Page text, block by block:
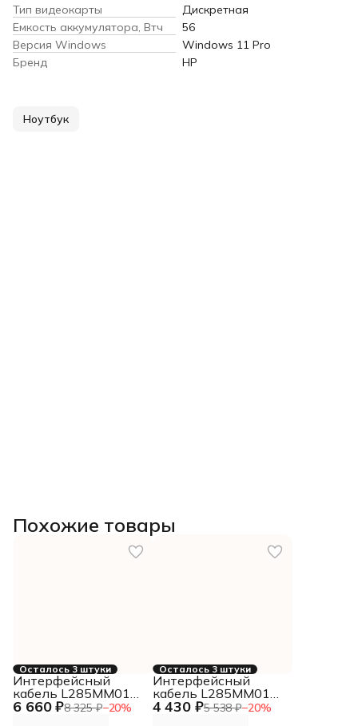
Тип видеокарты
Дискретная
Емкость аккумулятора, Втч
56
Версия Windows
Windows 11 Pro
Бренд
HP
Ноутбук
Похожие товары
Осталось 3 штуки
6 660 ₽8 325 ₽−20%
Интерфейсный
кабель L285MM010-
SD-R
Осталось 3 штуки
4 430 ₽5 538 ₽−20%
Интерфейсный
кабель L285MM012-
SD-R